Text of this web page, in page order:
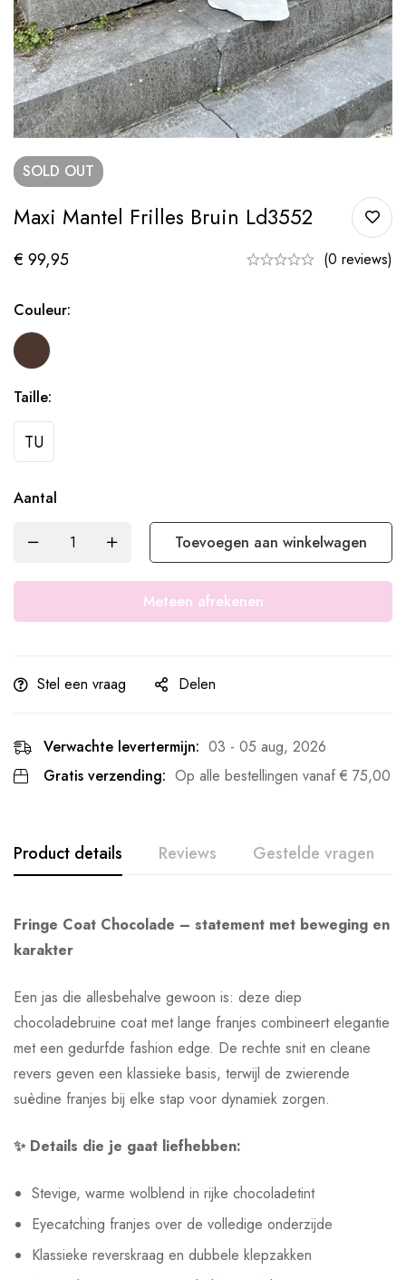
SOLD OUT
Maxi Mantel Frilles Bruin Ld3552
€ 99,95 (0 reviews)
Couleur:
Taille:
TU
Aantal
Toevoegen aan winkelwagen
Meteen afrekenen
Stel een vraag Delen
Verwachte levertermijn: 03 - 05 aug, 2026
Gratis verzending: Op alle bestellingen vanaf € 75,00
Product details Reviews Gestelde vragen
Fringe Coat Chocolade – statement met beweging en
karakter
Een jas die allesbehalve gewoon is: deze diep
chocoladebruine coat met lange franjes combineert elegantie
met een gedurfde fashion edge. De rechte snit en cleane
revers geven een klassieke basis, terwijl de zwierende
suèdine franjes bij elke stap voor dynamiek zorgen.
✨ Details die je gaat liefhebben:
Stevige, warme wolblend in rijke chocoladetint
Eyecatching franjes over de volledige onderzijde
Klassieke reverskraag en dubbele klepzakken